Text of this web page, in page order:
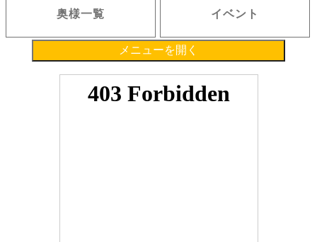
奥様一覧 イベント
メニューを開く